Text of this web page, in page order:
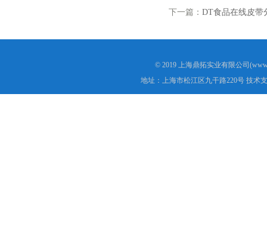
下一篇： DT食品在线皮带
© 2019 上海鼎拓实业有限公司
地址：上海市松江区九干路220号 技术